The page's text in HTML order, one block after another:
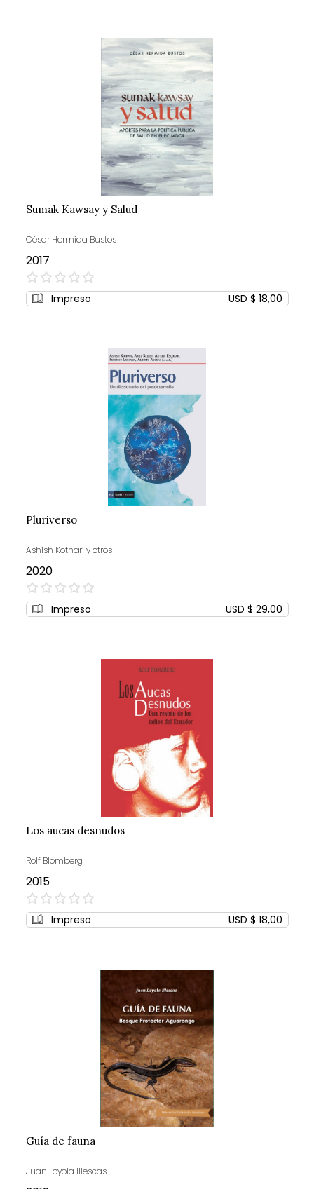
Sumak Kawsay y Salud
César Hermida Bustos
2017
0%
Impreso USD $ 18,00
Pluriverso
Ashish Kothari y otros
2020
0%
Impreso USD $ 29,00
Los aucas desnudos
Rolf Blomberg
2015
0%
Impreso USD $ 18,00
Guía de fauna
Juan Loyola Illescas